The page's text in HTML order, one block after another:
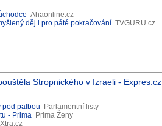
Ahaonline.cz
děj i pro páté pokračování TVGURU.cz
Stropnického v Izraeli - Expres.cz
pod palbou
Parlamentní listy
- Prima Prima Ženy